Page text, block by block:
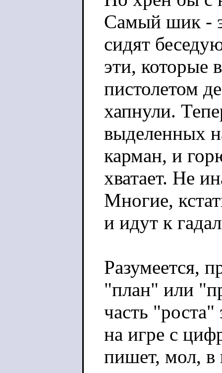
Самый шик -
сидят
эти, которые
пистолетом
хапнули.
выделенных
карман, и
хватает. Не
Многие,
и идут к
Разумеется,
"план" или
часть
на игре с
пишет, мол, в